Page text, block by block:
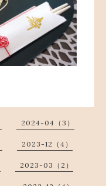
2024-04（3）
2023-12（4）
2023-03（2）